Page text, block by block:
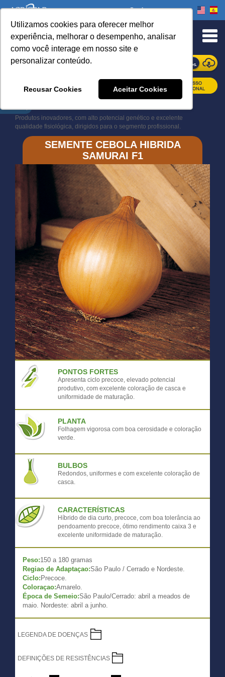
Utilizamos cookies para oferecer melhor
experiência, melhorar o desempenho, analisar
como você interage em nosso site e
personalizar conteúdo.
Recusar Cookies Aceitar Cookies
Onde comprar
ONDE COMPRAR
Produtos inovadores, com alto potencial genético e excelente
qualidade fisiológica, dirigidos para o segmento profissional.
SEMENTE CEBOLA HIBRIDA
SAMURAI F1
PONTOS FORTES
Apresenta ciclo precoce, elevado potencial
produtivo, com excelente coloração de casca e
uniformidade de maturação.
PLANTA
Folhagem vigorosa com boa cerosidade e coloração
verde.
BULBOS
Redondos, uniformes e com excelente coloração de
casca.
CARACTERÍSTICAS
Híbrido de dia curto, precoce, com boa tolerância ao
pendoamento precoce, ótimo rendimento caixa 3 e
excelente uniformidade de maturação.
Peso:150 a 180 gramas
Regiao de Adaptaçao:São Paulo / Cerrado e Nordeste.
Ciclo: Precoce.
Coloraçao:Amarelo.
Época de Semeio:São Paulo/Cerrado: abril a meados de
maio. Nordeste: abril a junho.
LEGENDA DE DOENÇAS
DEFINIÇÕES DE RESISTÊNCIAS